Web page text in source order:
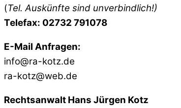
(Tel. Auskünfte sind unverbindlich!)
Telefax: 02732 791078
E-Mail Anfragen:
info@ra-kotz.de
ra-kotz@web.de
Rechtsanwalt Hans Jürgen Kotz